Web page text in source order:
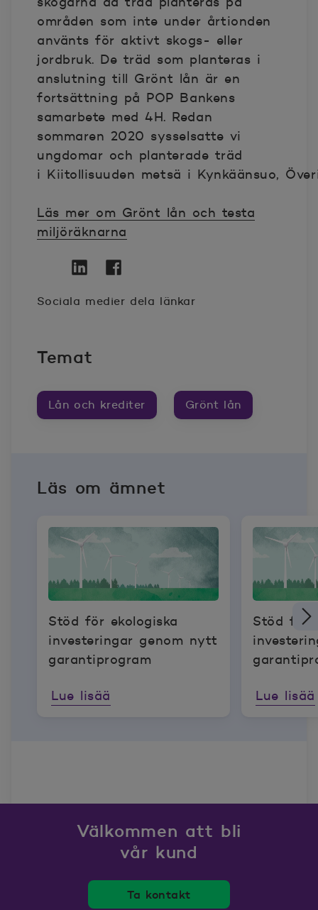
områden som inte under årtionden
använts för aktivt skogs- eller
jordbruk. De träd som planteras i
anslutning till Grönt lån är en
fortsättning på POP Bankens
samarbete med 4H. Redan
sommaren 2020 sysselsatte vi
ungdomar och planterade träd
i Kiitollisuuden metsä i Kynkäänsuo,
Läs mer om Grönt lån och testa
miljöräknarna
Sociala medier dela länkar
Temat
Lån och krediter Grönt lån
Läs om ämnet
Stöd för ekologiska
investeringar genom nytt
garantiprogram
Lue lisää
Stöd för
Lue lisää
Välkommen att bli
vår kund
Ta kontakt